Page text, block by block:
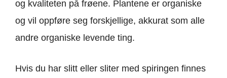
og kvaliteten på frøene. Plantene er organiske
og vil oppføre seg forskjellige, akkurat som alle
andre organiske levende ting.
Hvis du har slitt eller sliter med spiringen finnes